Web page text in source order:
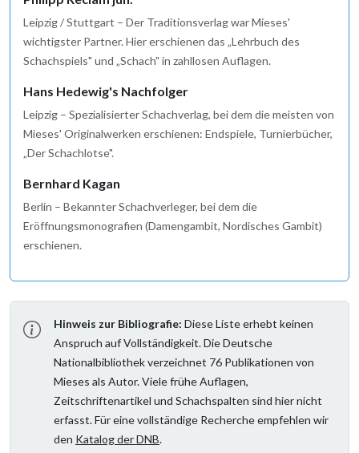
Leipzig / Stuttgart – Der Traditionsverlag war Mieses'
wichtigster Partner. Hier erschienen das „Lehrbuch des
Schachspiels" und „Schach" in zahllosen Auflagen.
Hans Hedewig's Nachfolger
Leipzig – Spezialisierter Schachverlag, bei dem die meisten von
Mieses' Originalwerken erschienen: Endspiele, Turnierbücher,
„Der Schachlotse".
Bernhard Kagan
Berlin – Bekannter Schachverleger, bei dem die
Eröffnungsmonografien (Damengambit, Nordisches Gambit)
erschienen.
Hinweis zur Bibliografie: Diese Liste erhebt keinen
Anspruch auf Vollständigkeit. Die Deutsche
Nationalbibliothek verzeichnet 76 Publikationen von
Mieses als Autor. Viele frühe Auflagen,
Zeitschriftenartikel und Schachspalten sind hier nicht
erfasst. Für eine vollständige Recherche empfehlen wir
den Katalog der DNB.